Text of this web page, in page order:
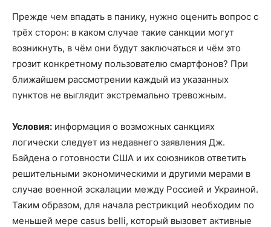
Прежде чем впадать в панику, нужно оценить вопрос с
трёх сторон: в каком случае такие санкции могут
возникнуть, в чём они будут заключаться и чём это
грозит конкретному пользователю смартфонов? При
ближайшем рассмотрении каждый из указанных
пунктов не выглядит экстремально тревожным.
Условия: информация о возможных санкциях
логически следует из недавнего заявления Дж.
Байдена о готовности США и их союзников ответить
решительными экономическими и другими мерами в
случае военной эскалации между Россией и Украиной.
Таким образом, для начала рестрикций необходим по
меньшей мере casus belli, который вызовет активные